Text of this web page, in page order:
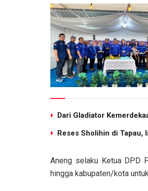
Dari Gladiator
Reses Sholihin di Tapau,
Aneng selaku Ketua DPD
hingga kabupaten/kota